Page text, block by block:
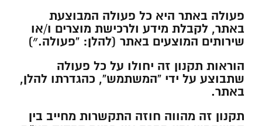
פעולה באתר היא כל פעולה המבוצעת
באתר, לקבלת מידע ולרכישת מוצרים ו/או
שירותים המוצעים באתר (להלן: “פעולה.״)
הוראות תקנון זה יחולו על כל פעולה
שתבוצע על ידי “המשתמש”, כהגדרתו להלן,
באתר.
תקנון זה מהווה חוזה התקשרות מחייב בין